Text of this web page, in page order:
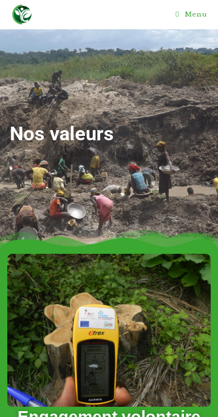
Menu
Nos valeurs